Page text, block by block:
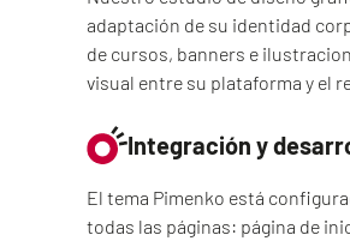
adaptación de su identidad
de cursos, banners e
visual entre su plataforma y el
Integración y
El tema Pimenko está
todas las páginas: página de